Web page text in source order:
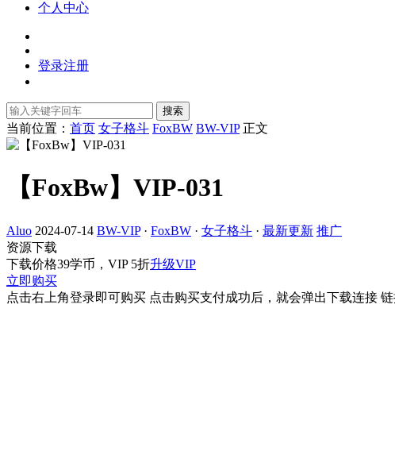
个人中心
登录注册
搜索
当前位置： 首页 女子格斗 FoxBW BW-VIP 正文
【FoxBw】VIP-031
Aluo 2024-07-14 BW-VIP· FoxBW · 女子格斗 · 最新更新 推广
资源下载
下载价格39学币，VIP 5折升级VIP
立即购买
点击右上角登录即可购买 点击购买支付成功后，就会弹出下载连接